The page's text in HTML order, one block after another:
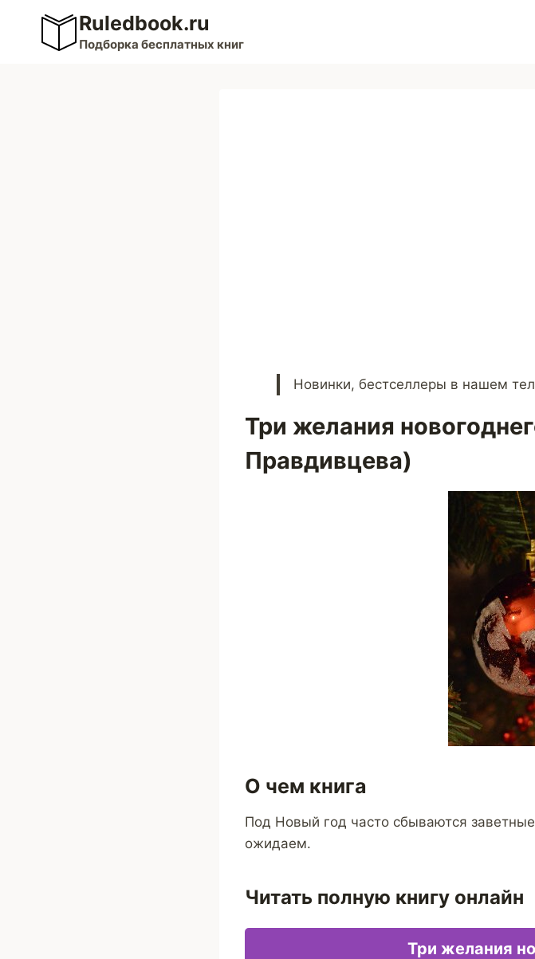
Перейти
содержимому
Ruledbook.ru
Подборка бесплатных книг
Новинки, бестселлеры в нашем
Три желания
Правдивцева)
О чем книга
Под Новый год часто сбываются
ожидаем.
Читать полную книгу онлайн
Три желания